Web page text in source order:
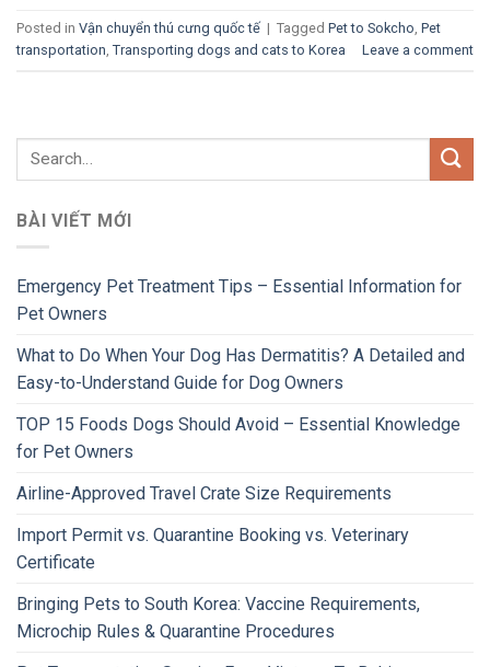
Posted in Vận chuyển thú cưng quốc tế | Tagged Pet to Sokcho, Pet
transportation, Transporting dogs and cats to Korea Leave a comment
BÀI VIẾT MỚI
Emergency Pet Treatment Tips – Essential Information for
Pet Owners
What to Do When Your Dog Has Dermatitis? A Detailed and
Easy-to-Understand Guide for Dog Owners
TOP 15 Foods Dogs Should Avoid – Essential Knowledge
for Pet Owners
Airline-Approved Travel Crate Size Requirements
Import Permit vs. Quarantine Booking vs. Veterinary
Certificate
Bringing Pets to South Korea: Vaccine Requirements,
Microchip Rules & Quarantine Procedures